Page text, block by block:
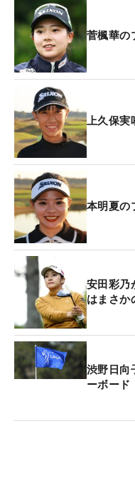
菅楓華の
上久保実
本明夏の
安田彩乃
はまさか
渋野日
ーボード